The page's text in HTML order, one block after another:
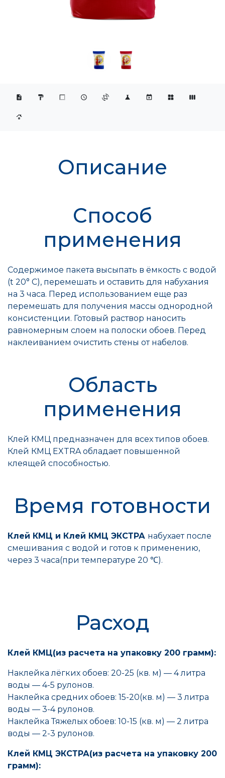
Описание
Способ
применения
Содержимое пакета высыпать в ёмкость с водой
(t 20° C), перемешать и оставить для набухания
на 3 часа. Перед использованием еще раз
перемешать для получения массы однородной
консистенции. Готовый раствор наносить
равномерным слоем на полоски обоев. Перед
наклеиванием очистить стены от набелов.
Область
применения
Клей КМЦ предназначен для всех типов обоев.
Клей КМЦ EXTRA обладает повышенной
клеящей способностью.
Время готовности
Клей КМЦ и Клей КМЦ ЭКСТРА набухает после
смешивания с водой и готов к применению,
через 3 часа(при температуре 20 ℃).
Расход
Клей КМЦ(из расчета на упаковку 200 грамм):
Наклейка лёгких обоев: 20-25 (кв. м) — 4 литра
воды — 4-5 рулонов.
Наклейка средних обоев: 15-20(кв. м) — 3 литра
воды — 3-4 рулонов.
Наклейка Тяжелых обоев: 10-15 (кв. м) — 2 литра
воды — 2-3 рулонов.
Клей КМЦ ЭКСТРА(из расчета на упаковку 200
грамм):